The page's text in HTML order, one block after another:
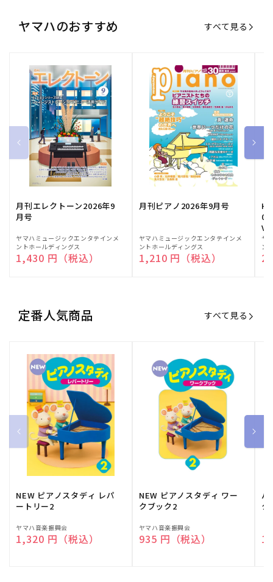
ヤマハのおすすめ すべて見る
月刊エレクトーン2026年9
月号
販
売
元:
ヤマハミュージックエンタテインメ
ントホールディングス
通常価格
1,430 円（税込）
月刊ピアノ2026年9月号
販
売
元:
ヤマハミュージックエンタテインメ
ントホールディングス
通常価格
1,210 円（税込）
販
売
元:
ヤ
ン
定番人気商品 すべて見る
NEW ピアノスタディ レパ
ートリー2
販
売
ヤマハ音楽振興会
通常価格
1,320 円（税込）
NEW ピアノスタディ ワー
クブック2
販
売
ヤマハ音楽振興会
通常価格
935 円（税込）
バ
ク
売